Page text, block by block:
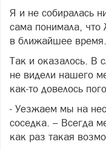
Я и не собиралась
сама понимала, что
в ближайшее время.
Так и оказалось. В
не видели нашего
как-то довелось
- Уезжаем мы на
соседка. – Всегда
как раз такая